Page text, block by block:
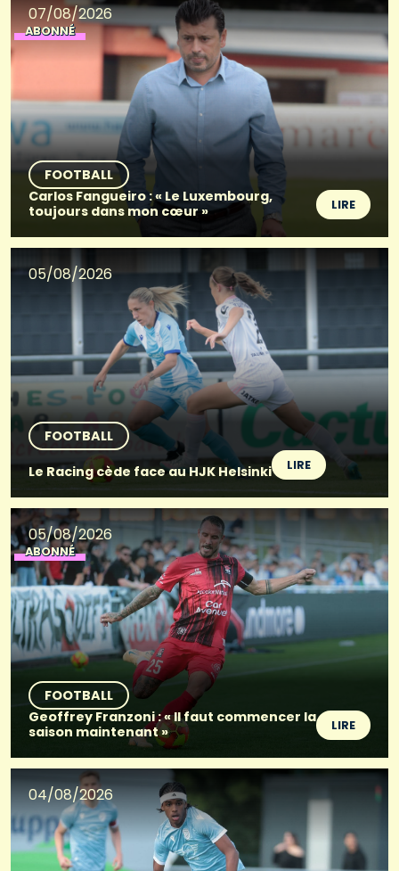
07/08/2026
ABONNÉ
FOOTBALL
Carlos Fangueiro : « Le Luxembourg,
toujours dans mon cœur »
LIRE
05/08/2026
FOOTBALL
Le Racing cède face au HJK Helsinki
LIRE
05/08/2026
ABONNÉ
FOOTBALL
Geoffrey Franzoni : « Il faut commencer la
saison maintenant »
LIRE
04/08/2026